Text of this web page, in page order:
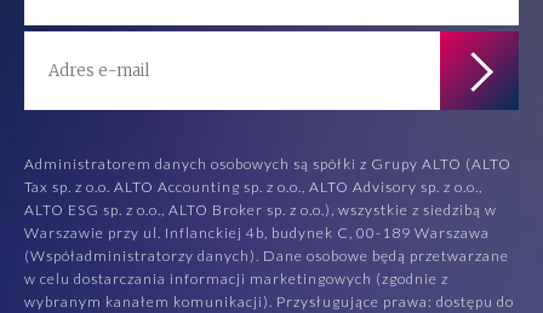
Administratorem danych osobowych są spółki z Grupy ALTO (ALTO
Tax sp. z o.o. ALTO Accounting sp. z o.o., ALTO Advisory sp. z o.o.,
ALTO ESG sp. z o.o., ALTO Broker sp. z o.o.), wszystkie z siedzibą w
Warszawie przy ul. Inflanckiej 4b, budynek C, 00-189 Warszawa
(Współadministratorzy danych). Dane osobowe będą przetwarzane
w celu dostarczania informacji marketingowych (zgodnie z
wybranym kanałem komunikacji). Przysługujące prawa: dostępu do